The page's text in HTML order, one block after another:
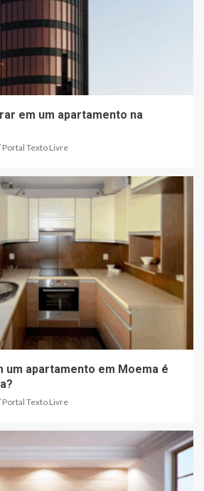
em um apartamento na
Portal Texto Livre
um apartamento em Moema é
Portal Texto Livre